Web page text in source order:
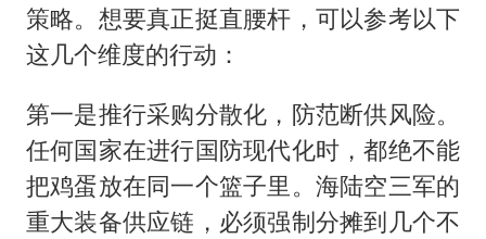
策略。想要真正挺直腰杆，可以参考以下
这几个维度的行动：
第一是推行采购分散化，防范断供风险。
任何国家在进行国防现代化时，都绝不能
把鸡蛋放在同一个篮子里。海陆空三军的
重大装备供应链，必须强制分摊到几个不